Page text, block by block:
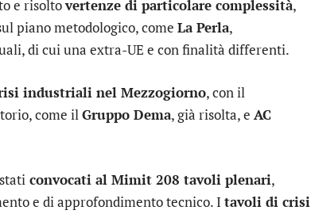
e risoltovertenze di particolare complessità,
piano metodologico, come La Perla,
di cui una extra-UE e con finalità differenti.
industriali nel Mezzogiorno, con il
come ilGruppo Dema, già risolta, e AC
convocati al Mimit 208 tavoli plenari,
e di approfondimento tecnico. I tavoli di crisi